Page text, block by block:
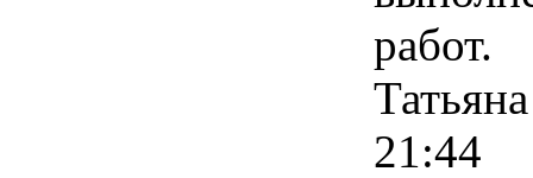
работ.
21:44